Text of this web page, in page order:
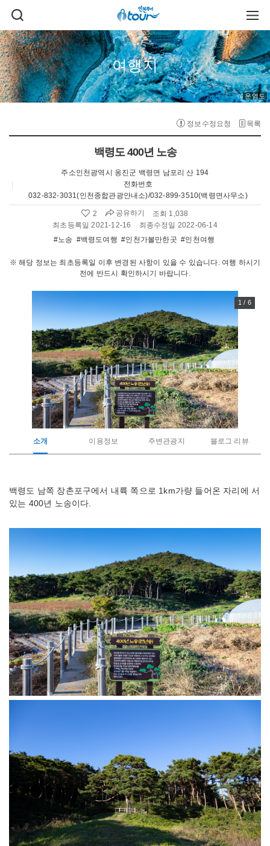
검
색
열
기
주
메
뉴
열
기
여행지
운염도
정보수정요청 목록
백령도 400년 노송
주소인천광역시 옹진군 백령면 남포리 산 194
전화번호
032-832-3031(인천종합관광안내소)/032-899-3510(백령면사무소)
좋
아
요
수
2 공유하기
조회 1,038
최초등록일 2021-12-16
최종수정일 2022-06-14
#노송 #백령도여행 #인천가볼만한곳 #인천여행
※ 해당 정보는 최초등록일 이후 변경된 사항이 있을 수 있습니다. 여행 하시기
전에 반드시 확인하시기 바랍니다.
1 / 6
소개 이용정보 주변관광지 블로그 리뷰
관
광
지
백령도 남쪽 장촌포구에서 내륙 쪽으로 1km가량 들어온 자리에 서
있는 400년 노송이다.